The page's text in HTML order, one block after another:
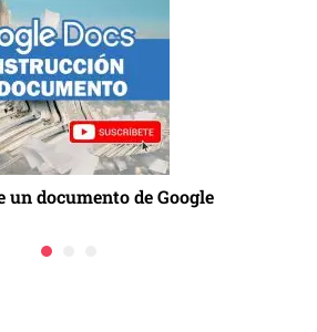
un documento de Google